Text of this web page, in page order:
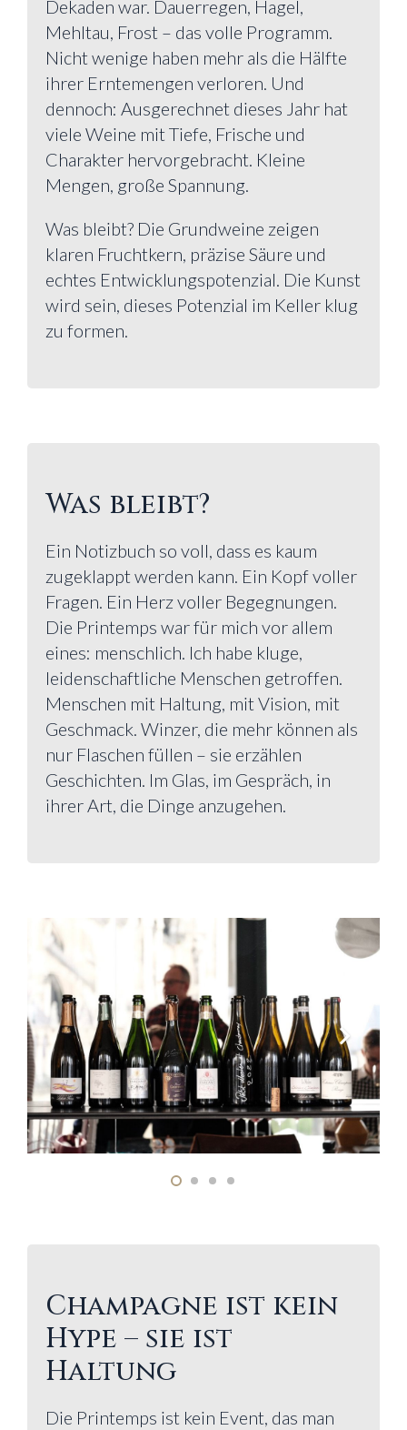
Dekaden war. Dauerregen, Hagel,
Mehltau, Frost – das volle Programm.
Nicht wenige haben mehr als die Hälfte
ihrer Erntemengen verloren. Und
dennoch: Ausgerechnet dieses Jahr hat
viele Weine mit Tiefe, Frische und
Charakter hervorgebracht. Kleine
Mengen, große Spannung.
Was bleibt? Die Grundweine zeigen
klaren Fruchtkern, präzise Säure und
echtes Entwicklungspotenzial. Die Kunst
wird sein, dieses Potenzial im Keller klug
zu formen.
Was bleibt?
Ein Notizbuch so voll, dass es kaum
zugeklappt werden kann. Ein Kopf voller
Fragen. Ein Herz voller Begegnungen.
Die Printemps war für mich vor allem
eines: menschlich. Ich habe kluge,
leidenschaftliche Menschen getroffen.
Menschen mit Haltung, mit Vision, mit
Geschmack. Winzer, die mehr können als
nur Flaschen füllen – sie erzählen
Geschichten. Im Glas, im Gespräch, in
ihrer Art, die Dinge anzugehen.
Champagne ist kein
Hype – sie ist
Haltung
Die Printemps ist kein Event, das man